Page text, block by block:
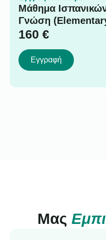
Μάθημα
Γνώση
160 €
Εγγραφή
Μας